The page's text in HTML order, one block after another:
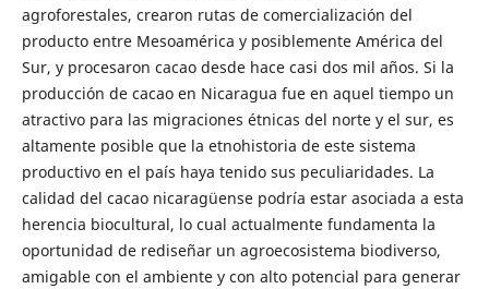
agroforestales, crearon rutas de comercialización del
producto entre Mesoamérica y posiblemente América del
Sur, y procesaron cacao desde hace casi dos mil años. Si la
producción de cacao en Nicaragua fue en aquel tiempo un
atractivo para las migraciones étnicas del norte y el sur, es
altamente posible que la etnohistoria de este sistema
productivo en el país haya tenido sus peculiaridades. La
calidad del cacao nicaragüense podría estar asociada a esta
herencia biocultural, lo cual actualmente fundamenta la
oportunidad de rediseñar un agroecosistema biodiverso,
amigable con el ambiente y con alto potencial para generar